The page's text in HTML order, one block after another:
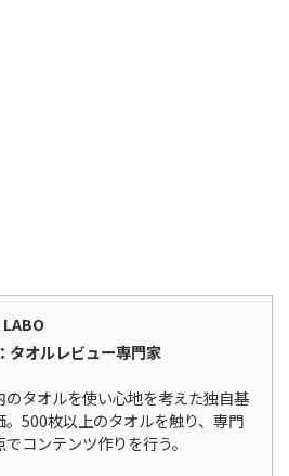
タオルレビュー専門家
のタオルを使い心地を考えた独自基
。500枚以上のタオルを触り、専門
コンテンツ作りを行う。